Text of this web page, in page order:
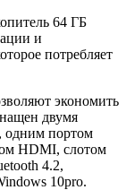
64 ГБ
и
потребляет
экономить
двумя
одним портом
HDMI, слотом
4.2,
10pro.